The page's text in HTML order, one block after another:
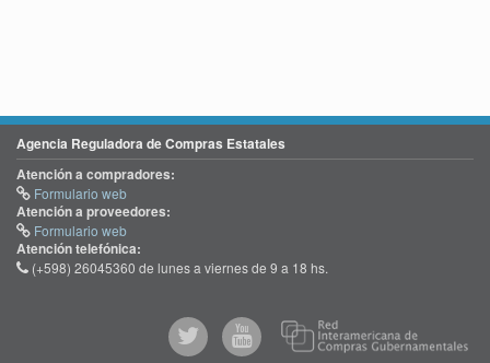
Agencia Reguladora de Compras Estatales
Atención a compradores:
Formulario web
Atención a proveedores:
Formulario web
Atención telefónica:
(+598) 26045360 de lunes a viernes de 9 a 18 hs.
@comprasgubuy
ACCE